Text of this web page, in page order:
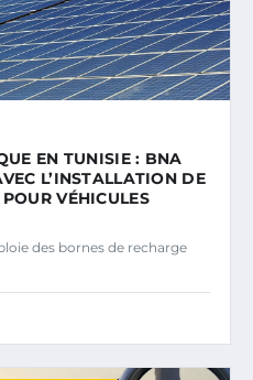
EN TUNISIE : BNA
L’INSTALLATION DE
VÉHICULES
des bornes de recharge